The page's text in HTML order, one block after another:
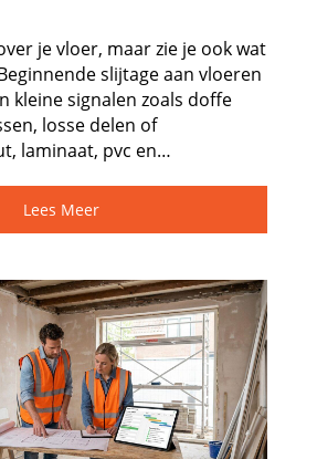
je vloer, maar zie je ook wat
slijtage aan vloeren
kleine signalen zoals doffe
losse delen of
laminaat, pvc en…
Lees Meer